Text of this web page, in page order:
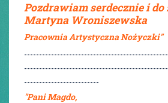
Pozdrawiam serdecznie i do
Martyna Wroniszewska
Pracownia Artystyczna Nożyczki"
-------------------------
"Pani Magdo,